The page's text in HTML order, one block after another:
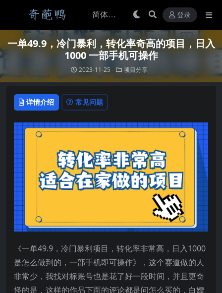
登录
一单49.9，冷门暴利，转化率奇高的项目，日入
1000 一部手机可操作
2023-11-25 项目分享
详情介绍 常见问题
《一单49.9，冷门暴利项目，转化率非常高，日入1000
是怎么做到的，一部手机即可操作》，这个赛道做的人
非常少，我找对标账号也是花了好一段时间，并且更奇
怪的是，这样的作品下面的评论都是问怎么买的，白嫖